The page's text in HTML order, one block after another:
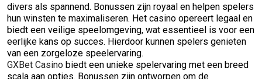
divers als spannend. Bonussen zijn royaal en helpen spelers
hun winsten te maximaliseren. Het casino opereert legaal en
biedt een veilige speelomgeving, wat essentieel is voor een
eerlijke kans op succes. Hierdoor kunnen spelers genieten
van een zorgeloze speelervaring.
GXBet Casino biedt een unieke spelervaring met een breed
scala aan opties. Bonussen zijn ontworpen om de